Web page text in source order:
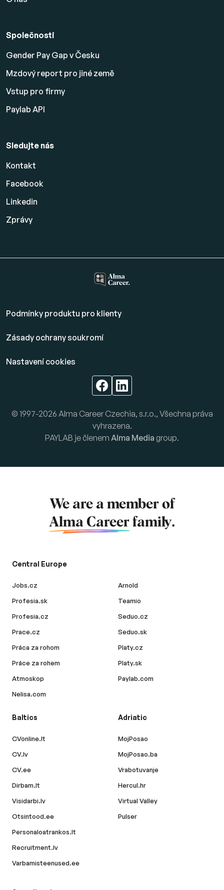
Společnosti
Gender Pay Gap v Česku
Mzdový report pro jiné země
Vstup pro firmy
Paylab API
Sledujte nás
Kontakt
Facebook
Linkedin
Zprávy
Podmínky produktu pro klienty
Zásady ochrany soukromí
Nastavení cookies
© 1997-2026 Alma Career Czechia, s.r.o., Všechna práva
vyhrazena.
PAYLAB je členem Alma Media group.
We are a member of
Alma Career family.
Central Europe
Jobs.cz
Profesia.sk
Profesia.cz
Prace.cz
Práca za rohom
Práce za rohem
Atmoskop
Nelisa.com
Arnold
Teamio
Seduo.cz
Seduo.sk
Platy.cz
Platy.sk
Paylab.com
Baltics
CVonline.lt
CV.lv
CV.ee
Dirbam.lt
Visidarbi.lv
Otsintood.ee
Personaloatrankos.lt
Recruitment.lv
Varbamisteenused.ee
Adriatic
MojPosao
MojPosao.ba
Vrabotuvanje
Hercul.hr
Virtual Valley
Pulser